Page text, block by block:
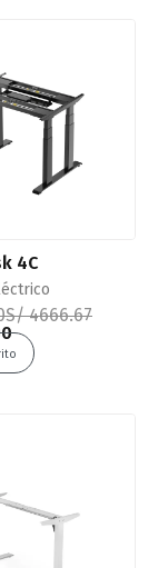
4C
S/4666.67